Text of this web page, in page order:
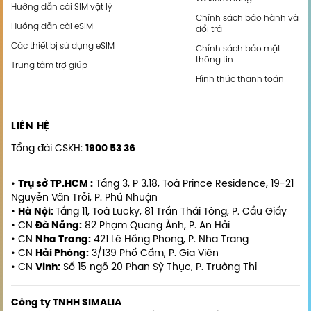
Hướng dẫn cài SIM vật lý
Hướng dẫn cài eSIM
Các thiết bị sử dụng eSIM
Trung tâm trợ giúp
Chính sách bảo hành và
đổi trả
Chính sách bảo mật
thông tin
Hình thức thanh toán
LIÊN HỆ
Tổng đài CSKH: 1900 53 36
• Trụ sở TP.HCM : Tầng 3, P 3.18, Toà Prince Residence, 19-21
Nguyễn Văn Trỗi, P. Phú Nhuận
• Hà Nội: Tầng 11, Toà Lucky, 81 Trần Thái Tông, P. Cầu Giấy
• CN Đà Nẵng: 82 Phạm Quang Ảnh, P. An Hải
• CN Nha Trang: 421 Lê Hồng Phong, P. Nha Trang
• CN Hải Phòng: 3/139 Phố Cấm, P. Gia Viên
• CN Vinh: Số 15 ngõ 20 Phan Sỹ Thục, P. Trường Thi
Công ty TNHH SIMALIA